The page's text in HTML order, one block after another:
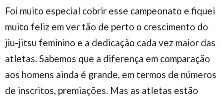
Foi muito especial cobrir esse campeonato e fiquei
muito feliz em ver tão de perto o crescimento do
jiu-jitsu feminino e a dedicação cada vez maior das
atletas. Sabemos que a diferença em comparação
aos homens ainda é grande, em termos de números
de inscritos, premiações. Mas as atletas estão